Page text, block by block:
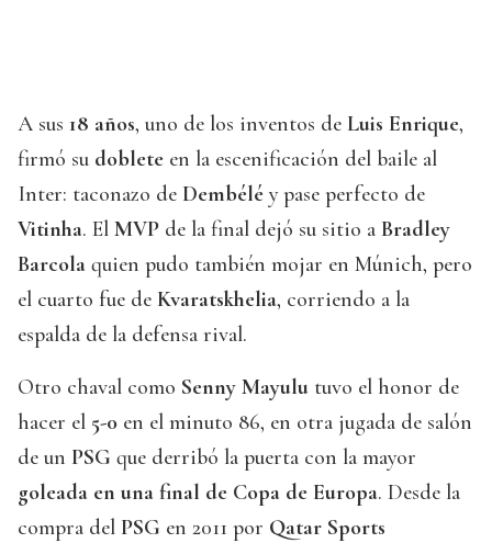
A sus 18 años, uno de los inventos de Luis Enrique,
firmó su doblete en la escenificación del baile al
Inter: taconazo de Dembélé y pase perfecto de
Vitinha. El MVP de la final dejó su sitio a Bradley
Barcola quien pudo también mojar en Múnich, pero
el cuarto fue de Kvaratskhelia, corriendo a la
espalda de la defensa rival.
Otro chaval como Senny Mayulu tuvo el honor de
hacer el 5-0 en el minuto 86, en otra jugada de salón
de un PSG que derribó la puerta con la mayor
goleada en una final de Copa de Europa. Desde la
compra del PSG en 2011 por Qatar Sports